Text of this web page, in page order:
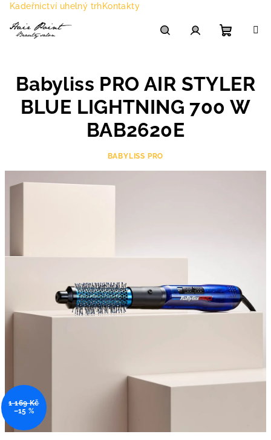
Přejít
obsah
Kadeřnictví uhelný trhKontakty
košík
Babyliss PRO AIR STYLER
BLUE LIGHTNING 700 W
BAB2620E
BABYLISS PRO
1 169 Kč
–15 %